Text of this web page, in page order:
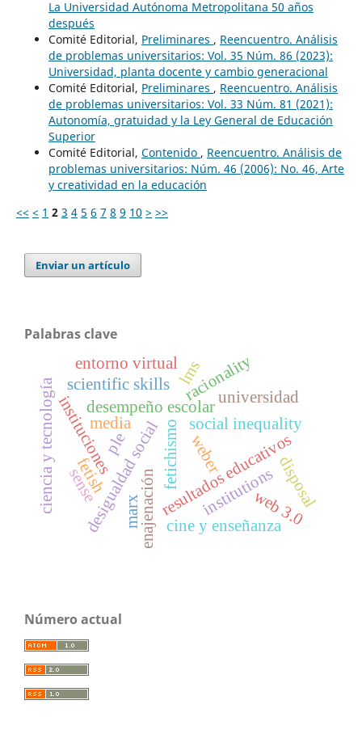
La Universidad Autónoma Metropolitana 50 años
después
Comité Editorial, Preliminares , Reencuentro. Análisis
de problemas universitarios: Vol. 35 Núm. 86 (2023):
Universidad, planta docente y cambio generacional
Comité Editorial, Preliminares , Reencuentro. Análisis
de problemas universitarios: Vol. 33 Núm. 81 (2021):
Autonomía, gratuidad y la Ley General de Educación
Superior
Comité Editorial, Contenido , Reencuentro. Análisis de
problemas universitarios: Núm. 46 (2006): No. 46, Arte
y creatividad en la educación
<< < 1 2 3 4 5 6 7 8 9 10 > >>
Enviar un artículo
Palabras clave
universidad
fetichismo
resultados educativos
desempeño escolar
social inequality
desigualdad social
racionality
weber
institutions
instituciones
fetish disposal
enajenación
marx
media
cine y enseñanza
scientific skills
ciencia y tecnología ple
lms
entorno virtual
web 3.0
sense
Número actual